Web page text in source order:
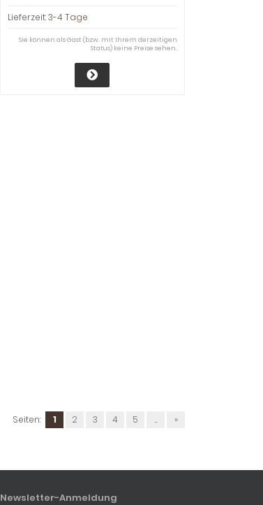
Lieferzeit:3-4 Tage
Sie können als Gast (bzw. mit Ihrem derzeitigen
Status) keine Preise sehen.
Seiten: 1 2 3 4 5 ... »
Newsletter-Anmeldung